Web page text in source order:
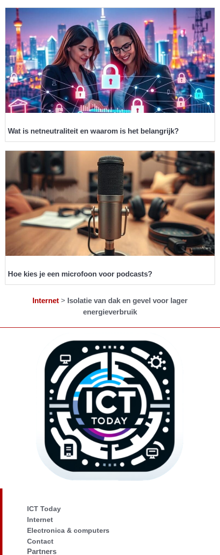
Wat is netneutraliteit en waarom is het belangrijk?
Hoe kies je een microfoon voor podcasts?
Internet > Isolatie van dak en gevel voor lager
energieverbruik
ICT Today
Internet
Electronica & computers
Contact
Partners